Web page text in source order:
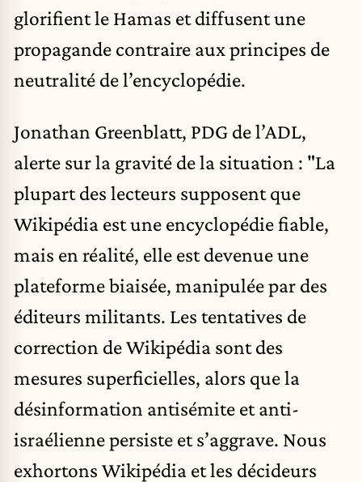
glorifient le Hamas et diffusent une
propagande contraire aux principes de
neutralité de l’encyclopédie.
Jonathan Greenblatt, PDG de l’ADL,
alerte sur la gravité de la situation : "La
plupart des lecteurs supposent que
Wikipédia est une encyclopédie fiable,
mais en réalité, elle est devenue une
plateforme biaisée, manipulée par des
éditeurs militants. Les tentatives de
correction de Wikipédia sont des
mesures superficielles, alors que la
désinformation antisémite et anti-
israélienne persiste et s’aggrave. Nous
exhortons Wikipédia et les décideurs